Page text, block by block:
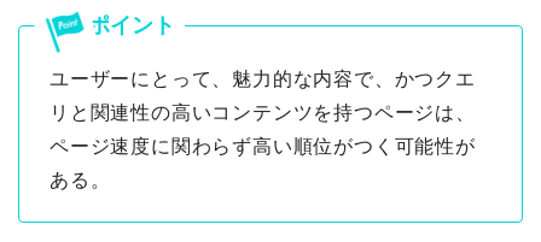
ユーザーにとって、魅力的な内容で、かつクエ
リと関連性の高いコンテンツを持つページは、
ページ速度に関わらず高い順位がつく可能性が
ある。